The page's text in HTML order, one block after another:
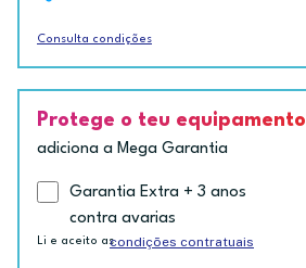
Consulta condições
Protege o teu equipamento
adiciona a Mega Garantia
Garantia Extra + 3 anos
contra avarias
Li e aceito ascondições contratuais